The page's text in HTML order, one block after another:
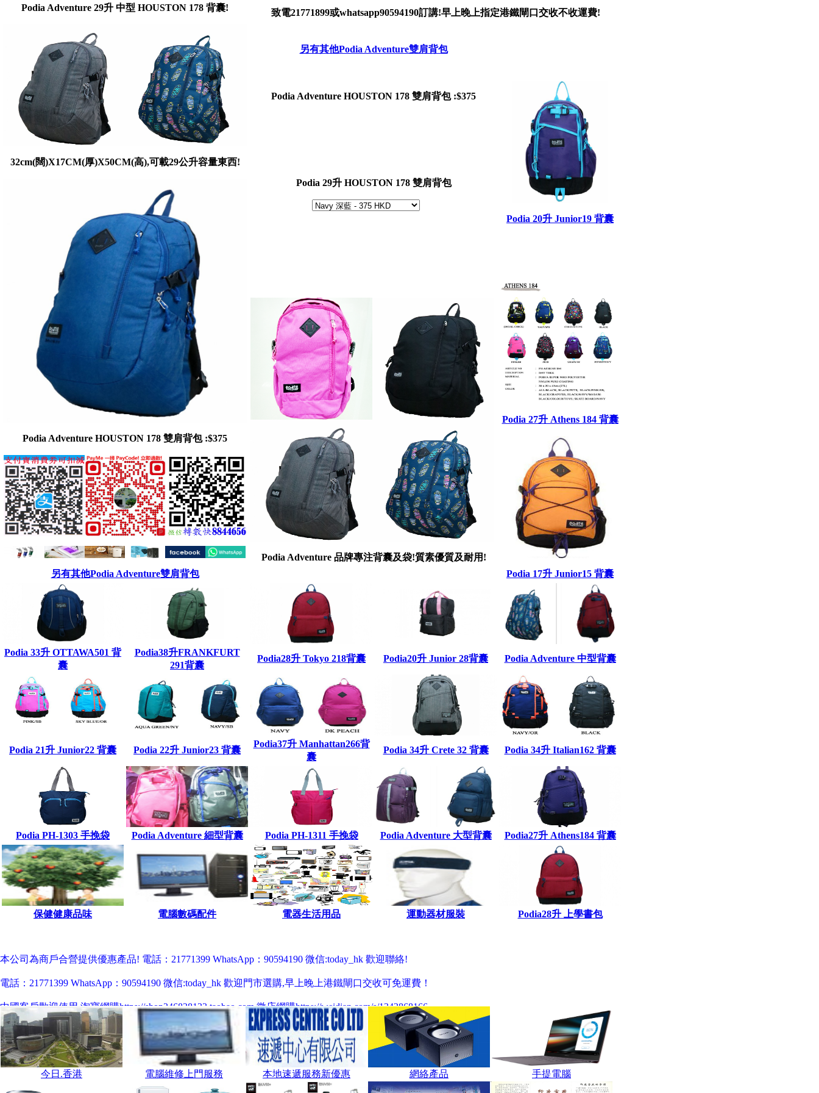
Podia Adventure 29升 中型 HOUSTON 178 背囊!
32cm(闊)X17CM(厚)X50CM(高),可載29公升容量東西!
Podia Adventure HOUSTON 178 雙肩背包 :$375
另有其他Podia Adventure雙肩背包
致電21771899或whatsapp90594190訂講!早上晚上指定港鐵閘口交收不收運費!
另有其他Podia Adventure雙肩背包
Podia 20升 Junior19 背囊
Podia Adventure HOUSTON 178 雙肩背包 :$375
Podia 29升 HOUSTON 178 雙肩背包
Podia Adventure 品牌專注背囊及袋!質素優質及耐用!
Podia 27升 Athens 184 背囊
Podia 17升 Junior15 背囊
Podia 33升 OTTAWA501 背
囊
Podia38升FRANKFURT
291背囊
Podia28升 Tokyo 218背囊 Podia20升 Junior 28背囊 Podia Adventure 中型背囊
Podia 21升 Junior22 背囊 Podia 22升 Junior23 背囊
Podia37升 Manhattan266背
囊
Podia 34升 Crete 32 背囊 Podia 34升 Italian162 背囊
Podia PH-1303 手挽袋 Podia Adventure 細型背囊 Podia PH-1311 手挽袋 Podia Adventure 大型背囊 Podia27升 Athens184 背囊
保健健康品味 電腦數碼配件 電器生活用品 運動器材服裝 Podia28升 上學書包
本公司為商戶合營提供優惠產品! 電話：21771399 WhatsApp：90594190 微信:today_hk 歡迎聯絡!
電話：21771399 WhatsApp：90594190 微信:today_hk 歡迎門市選購,早上晚上港鐵閘口交收可免運費！
中國客戶歡迎使用 淘寶網購https://shop246828133.taobao.com 微店網購https://weidian.com/s/1342868166
香港客戶歡迎使用 Price網購https://shop.price.com.hk/todayhk 旋轉拍賣https://carousell.com/today.hk
今日.香港 電腦維修上門服務 本地速遞服務新優惠 網絡產品 手提電腦